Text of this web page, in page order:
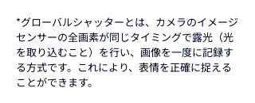
*グローバルシャッターとは、カメラのイメージ
センサーの全画素が同じタイミングで露光（光
を取り込むこと）を行い、画像を一度に記録す
る方式です。これにより、表情を正確に捉える
ことができます。